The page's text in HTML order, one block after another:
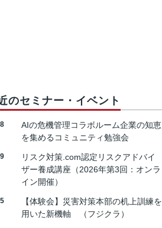
のセミナー・イベント
AIの危機管理コラボルーム企業の知恵
を集めるコミュニティ勉強会
リスク対策.com認定リスクアドバイ
ザー養成講座（2026年第3回：オンラ
イン開催）
【体験会】災害対策本部の机上訓練を
用いた新機軸 （フジクラ）